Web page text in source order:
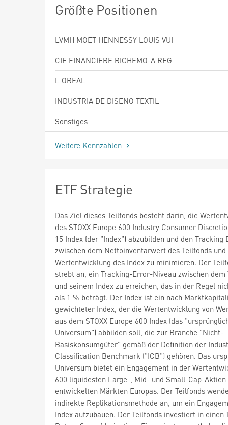
Größte Positionen
LVMH MOET HENNESSY LOUIS VUI
CIE FINANCIERE RICHEMO-A REG
L OREAL
INDUSTRIA DE DISENO TEXTIL
Sonstiges
Weitere Kennzahlen
ETF Strategie
Das Ziel dieses Teilfonds besteht darin, die
des STOXX Europe 600 Industry Consumer
15 Index (der "Index") abzubilden und den Tracking
zwischen dem Nettoinventarwert des Teilfonds
Wertentwicklung des Index zu minimieren. Der
strebt an, ein Tracking-Error-Niveau zwischen dem
und seinem Index zu erreichen, das in der Regel
als 1 % beträgt. Der Index ist ein nach
gewichteter Index, der die Wertentwicklung von
aus dem STOXX Europe 600 Index (das
Universum") abbilden soll, die zur Branche "Nicht-
Basiskonsumgüter" gemäß der Definition der
Classification Benchmark ("ICB") gehören. Das
Universum bietet ein Engagement in der
600 liquidesten Large-, Mid- und Small-Cap-Aktien
entwickelten Märkten Europas. Der Teilfonds
indirekte Replikationsmethode an, um ein
Index aufzubauen. Der Teilfonds investiert in einen